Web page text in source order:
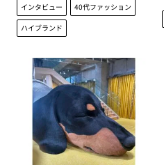
インタビュー
40代ファッション
ハイブランド